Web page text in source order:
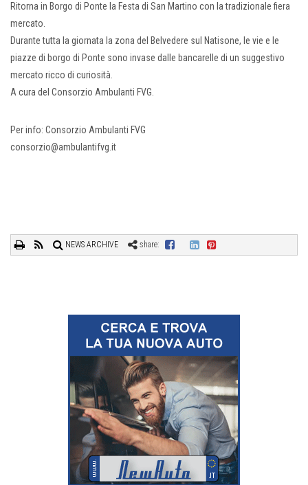
Ritorna in Borgo di Ponte la Festa di San Martino con la tradizionale fiera
mercato.
Durante tutta la giornata la zona del Belvedere sul Natisone, le vie e le
piazze di borgo di Ponte sono invase dalle bancarelle di un suggestivo
mercato ricco di curiosità.
A cura del Consorzio Ambulanti FVG.
Per info: Consorzio Ambulanti FVG
consorzio@ambulantifvg.it
NEWS ARCHIVE share: